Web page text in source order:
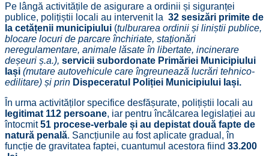
Pe lângă activitățile de asigurare a ordinii și siguranței
publice, polițiștii locali au intervenit la 32 sesizări primite de
la cetățenii municipiului (tulburarea ordinii și liniștii publice,
blocare locuri de parcare închiriate, staționări
neregulamentare, animale lăsate în libertate, incinerare
deșeuri ș.a.), servicii subordonate Primăriei Municipiului
Iași (mutare autovehicule care îngreunează lucrări tehnico-
edilitare) și prin Dispeceratul Poliției Municipiului Iași.
În urma activităților specifice desfășurate, polițiștii locali au
legitimat 112 persoane, iar pentru încălcarea legislației au
întocmit51 procese-verbale și au depistat două fapte de
natură penală. Sancțiunile au fost aplicate gradual, în
funcție de gravitatea faptei, cuantumul acestora fiind 33.200